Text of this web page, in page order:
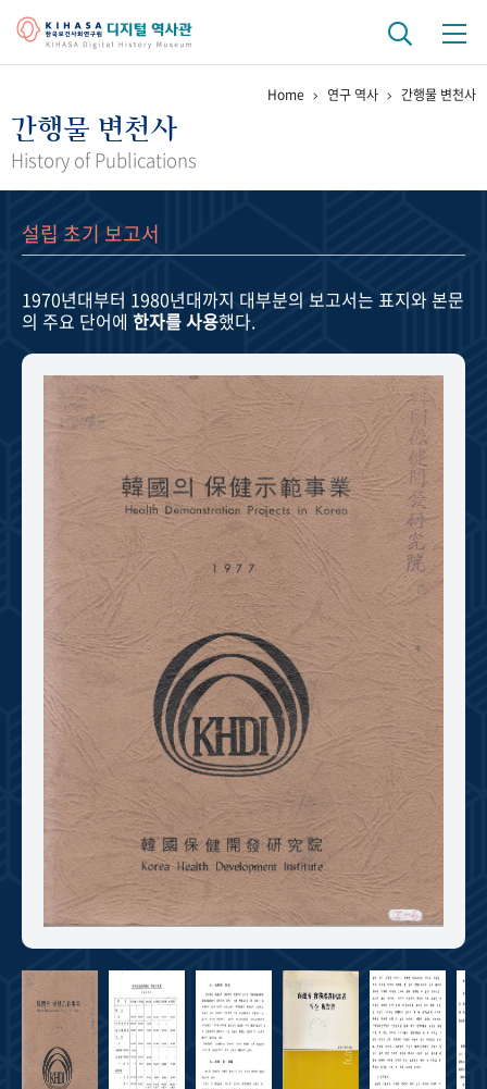
걸어온 길 기관 변천사
정책과 연구 키워드로 보는 연구 역사
연구자들
기록물 아카이브
사진 아카이브 문서 기록물 행정박물 영상 기록물
주년 기념
성과 50선 숫자로 보는 50년 50+1주년 광장
세계와 함께 한 KIHASA
VR 역사관
Home 연구 역사 간행물 변천사
간행물 변천사
History of Publications
설립 초기 보고서
1970년대부터 1980년대까지 대부분의 보고서는 표지와 본문
의 주요 단어에 한자를 사용했다.